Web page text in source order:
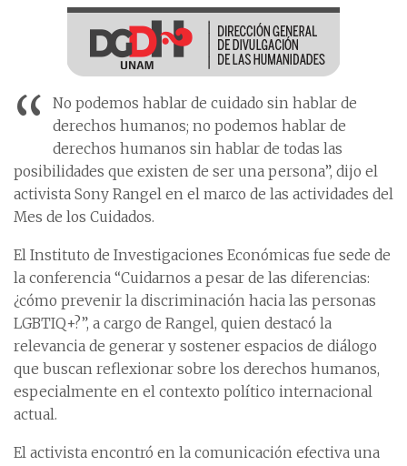
“
No podemos hablar de cuidado sin hablar de
derechos humanos; no podemos hablar de
derechos humanos sin hablar de todas las
posibilidades que existen de ser una persona”, dijo el
activista Sony Rangel en el marco de las actividades del
Mes de los Cuidados.
El Instituto de Investigaciones Económicas fue sede de
la conferencia “Cuidarnos a pesar de las diferencias:
¿cómo prevenir la discriminación hacia las personas
LGBTIQ+?”, a cargo de Rangel, quien destacó la
relevancia de generar y sostener espacios de diálogo
que buscan reflexionar sobre los derechos humanos,
especialmente en el contexto político internacional
actual.
El activista encontró en la comunicación efectiva una